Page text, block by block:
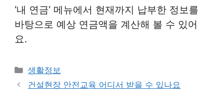
‘내 연금’ 메뉴에서 현재까지 납부한 정보를
바탕으로 예상 연금액을 계산해 볼 수 있어
요.
Categories
생활정보
건설현장 안전교육 어디서 받을 수 있나요